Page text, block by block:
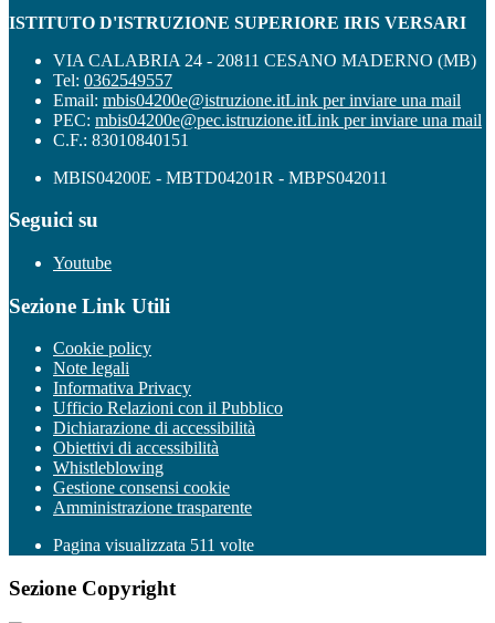
ISTITUTO D'ISTRUZIONE SUPERIORE IRIS VERSARI
VIA CALABRIA 24 - 20811 CESANO MADERNO (MB)
Tel: 0362549557
Email: mbis04200e@istruzione.itLink per inviare una mail
PEC: mbis04200e@pec.istruzione.itLink per inviare una mail
C.F.: 83010840151
MBIS04200E - MBTD04201R - MBPS042011
Seguici su
Youtube
Sezione Link Utili
Cookie policy
Note legali
Informativa Privacy
Ufficio Relazioni con il Pubblico
Dichiarazione di accessibilità
Obiettivi di accessibilità
Whistleblowing
Gestione consensi cookie
Amministrazione trasparente
Pagina visualizzata 511 volte
Sezione Copyright